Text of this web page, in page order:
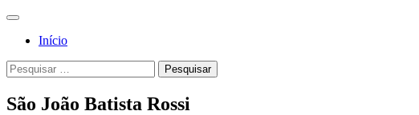
Jornada
Cristã
Para a
Deus, em
comunhão
Menu
Início
Pesquisa
Pesquisar
por:
São João Batista Rossi